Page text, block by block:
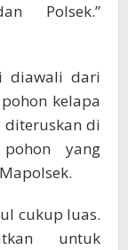
Polsek.”
diawali dari
kelapa
diteruskan di
yang
cukup luas.
untuk